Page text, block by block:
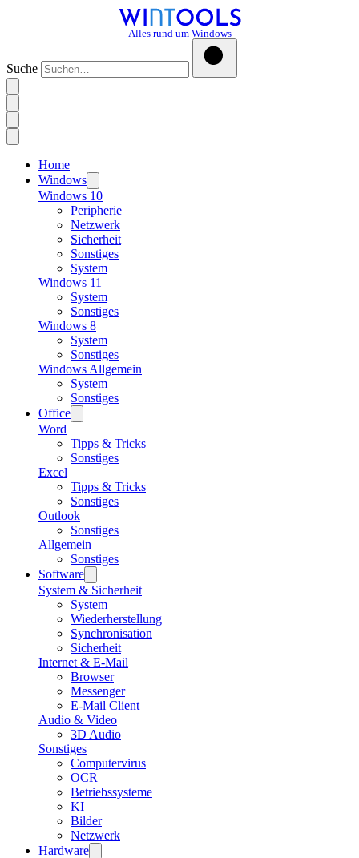
Alles rund um Windows
Suche
Home
Windows
Windows 10
Peripherie
Netzwerk
Sicherheit
Sonstiges
System
Windows 11
System
Sonstiges
Windows 8
System
Sonstiges
Windows Allgemein
System
Sonstiges
Office
Word
Tipps & Tricks
Sonstiges
Excel
Tipps & Tricks
Sonstiges
Outlook
Sonstiges
Allgemein
Sonstiges
Software
System & Sicherheit
System
Wiederherstellung
Synchronisation
Sicherheit
Internet & E-Mail
Browser
Messenger
E-Mail Client
Audio & Video
3D Audio
Sonstiges
Computervirus
OCR
Betriebssysteme
KI
Bilder
Netzwerk
Hardware